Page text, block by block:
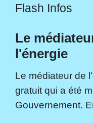
Flash Infos
Le
l'énergie
Le médiateur de
gratuit qui a été
Gouvernement.